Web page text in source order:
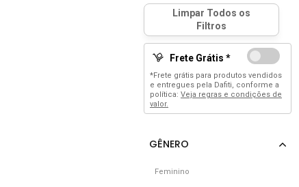
Frete Grátis *
*Frete grátis para produtos vendidos
e entregues pela Dafiti, conforme a
política: Veja regras e condições de
valor.
Feminino